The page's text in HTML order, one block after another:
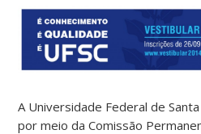
A Universidade Federal de Santa
por meio da Comissão